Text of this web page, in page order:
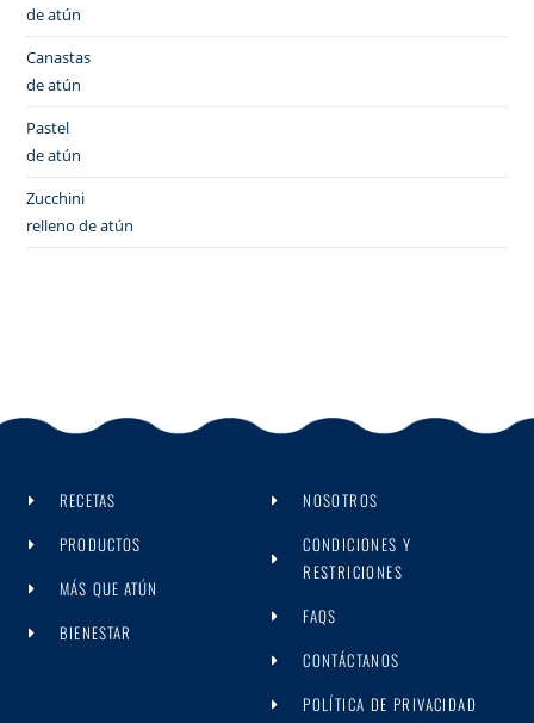
de atún
Canastas
de atún
Pastel
de atún
Zucchini
relleno de atún
RECETAS
PRODUCTOS
MÁS QUE ATÚN
BIENESTAR
NOSOTROS
CONDICIONES Y
RESTRICIONES
FAQS
CONTÁCTANOS
POLÍTICA DE PRIVACIDAD